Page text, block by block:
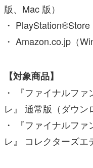
版、Mac 版）
・
・ Amazon.co.jp（
【対象商品】
・ 『ファイナルフ
レ』 通常版（ダウン
・ 『ファイナルフ
レ』 コレクターズエ